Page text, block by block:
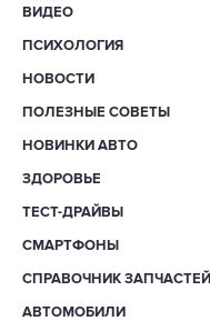
ВИДЕО
ПСИХОЛОГИЯ
НОВОСТИ
ПОЛЕЗНЫЕ СОВЕТЫ
НОВИНКИ АВТО
ЗДОРОВЬЕ
ТЕСТ-ДРАЙВЫ
СМАРТФОНЫ
СПРАВОЧНИК ЗАПЧАСТЕЙ
АВТОМОБИЛИ